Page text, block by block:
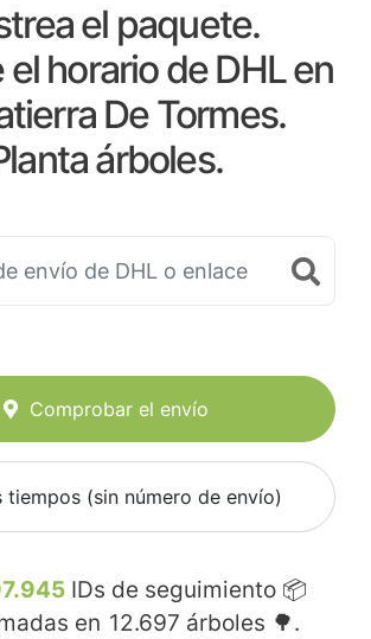
el paquete.
horario de DHL en
De Tormes.
árboles.
Comprobar el envío
tiempos (sin número de envío)
IDs de seguimiento 📦
en 12.697 árboles 🌳.